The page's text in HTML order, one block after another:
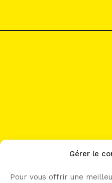
Gérer le
Pour vous offrir une
work with